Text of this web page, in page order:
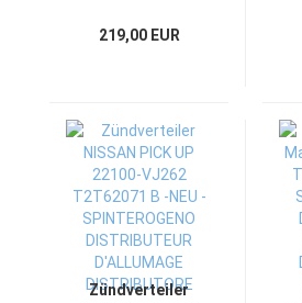
D'ALLUMAGE
DISTRIBUTORE
219,00 EUR
Zündverteiler